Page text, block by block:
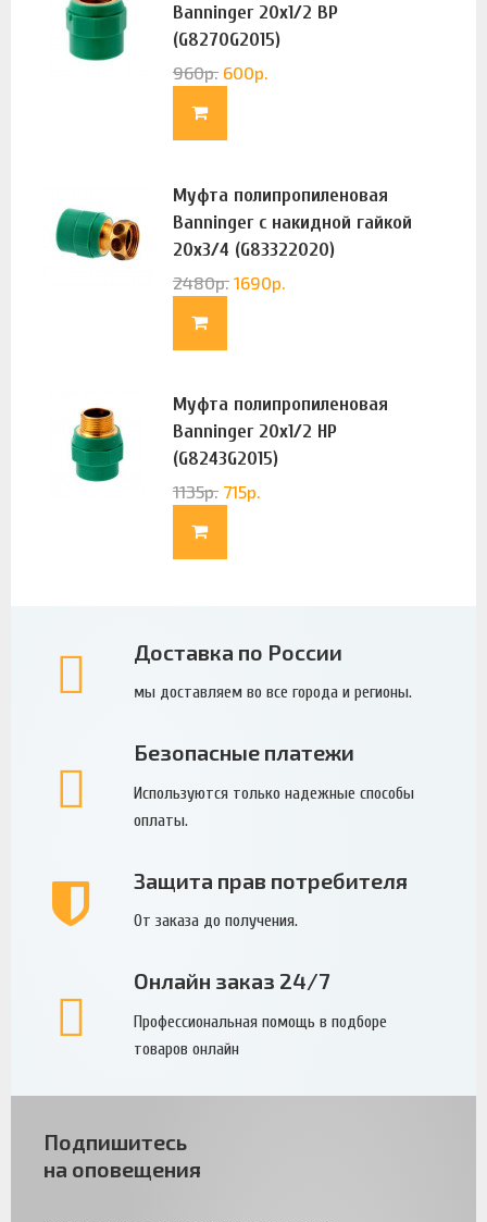
Banninger 20х1/2 ВР
(G8270G2015)
960р. 600р.
Муфта полипропиленовая
Banninger с накидной гайкой
20х3/4 (G83322020)
2480р. 1690р.
Муфта полипропиленовая
Banninger 20х1/2 НР
(G8243G2015)
1135р. 715р.
Доставка по России
мы доставляем во все города и регионы.
Безопасные платежи
Используются только надежные способы
оплаты.
Защита прав потребителя
От заказа до получения.
Онлайн заказ 24/7
Профессиональная помощь в подборе
товаров онлайн
Подпишитесь
на оповещения